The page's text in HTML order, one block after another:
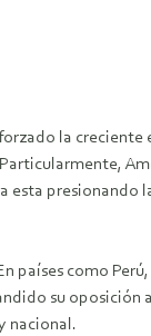
la creciente
esta presionando
países como
su oposición
nacional.